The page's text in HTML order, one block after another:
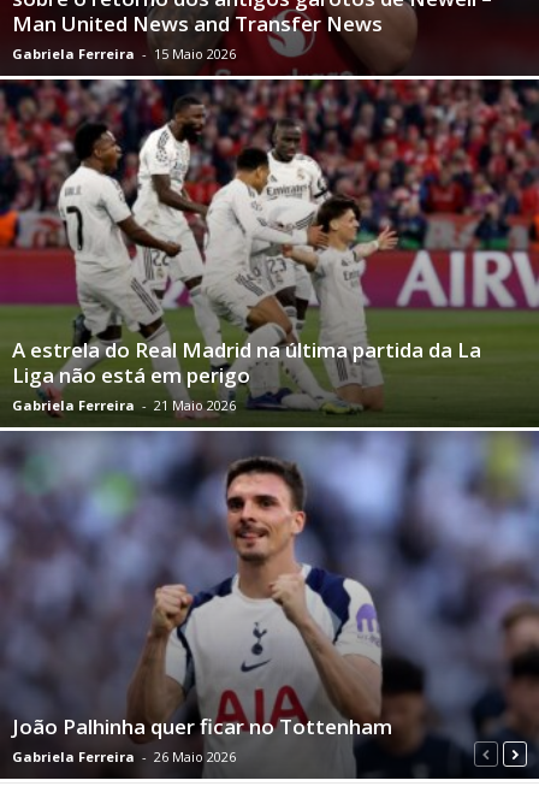
Man United News and Transfer News
Gabriela Ferreira - 15 Maio 2026
A estrela do Real Madrid na última partida da La
Liga não está em perigo
Gabriela Ferreira - 21 Maio 2026
João Palhinha quer ficar no Tottenham
Gabriela Ferreira - 26 Maio 2026